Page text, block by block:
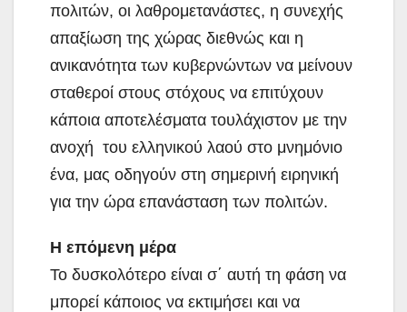
πολιτών, οι λαθρομετανάστες, η συνεχής
απαξίωση της χώρας διεθνώς και η
ανικανότητα των κυβερνώντων να μείνουν
σταθεροί στους στόχους να επιτύχουν
κάποια αποτελέσματα τουλάχιστον με την
ανοχή του ελληνικού λαού στο μνημόνιο
ένα, μας οδηγούν στη σημερινή ειρηνική
για την ώρα επανάσταση των πολιτών.
Η επόμενη μέρα
Το δυσκολότερο είναι σ΄ αυτή τη φάση να
μπορεί κάποιος να εκτιμήσει και να